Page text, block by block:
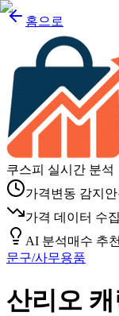
홈으로
쿠스피 실시간 분석
가격변동 감지안
가격 데이터 수
AI 분석매수 추천
문구/사무용품
산리오